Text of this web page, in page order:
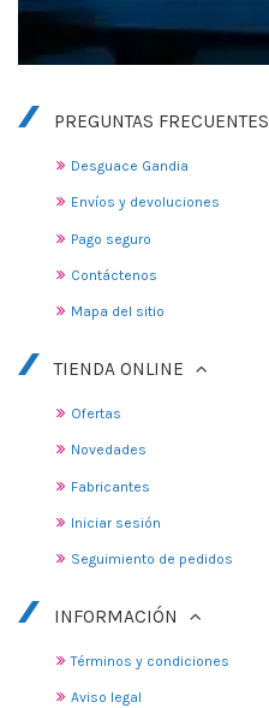
PREGUNTAS FRECUENTES
Desguace Gandia
Envíos y devoluciones
Pago seguro
Contáctenos
Mapa del sitio
TIENDA ONLINE
Ofertas
Novedades
Fabricantes
Iniciar sesión
Seguimiento de pedidos
INFORMACIÓN
Términos y condiciones
Aviso legal